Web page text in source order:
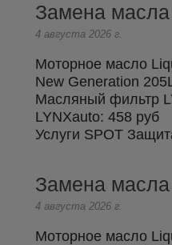
Замена
4 августа 2026 г.
Моторное масло
New Generation
Масляный фильтр
LYNXauto: 458 руб
Услуги SPOT
Замена
4 августа 2026 г.
Моторное масло